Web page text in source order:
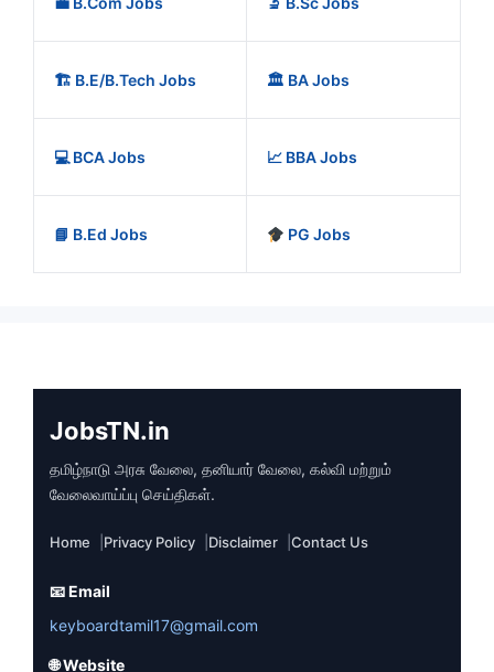
🏗️ B.E/B.Tech Jobs 🏛️ BA Jobs
💻 BCA Jobs 📈 BBA Jobs
📘 B.Ed Jobs PG Jobs
JobsTN.in
தமிழ்நாடு அரசு வேலை, தனியார் வேலை, கல்வி மற்றும்
வேலைவாய்ப்பு செய்திகள்.
Home Privacy Policy Disclaimer Contact Us
📧 Email
keyboardtamil17@gmail.com
🌐 Website